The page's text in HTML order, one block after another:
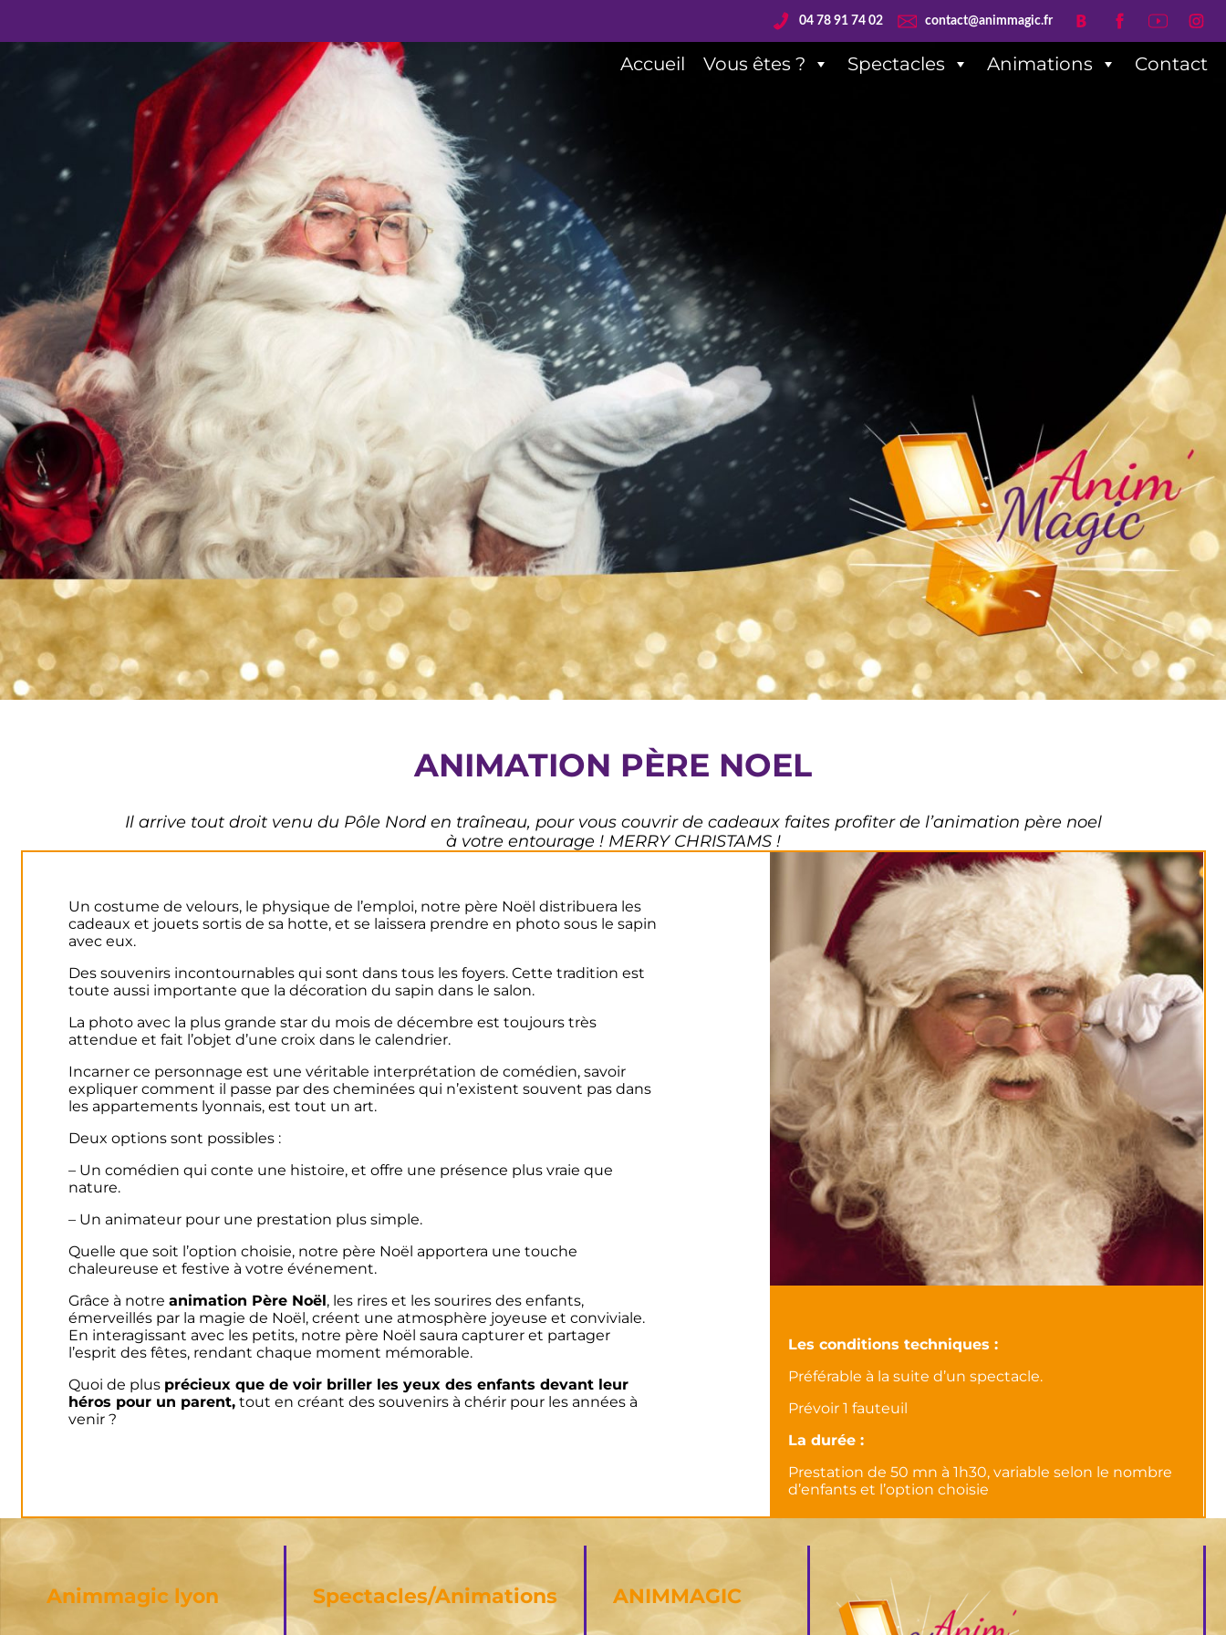
04 78 91 74 02 contact@animmagic.fr
Accueil Vous êtes ? Spectacles Animations Contact
ANIMATION PÈRE NOEL
Il arrive tout droit venu du Pôle Nord en traîneau, pour vous couvrir de cadeaux faites profiter de l’animation père noel
à votre entourage ! MERRY CHRISTAMS !
Un costume de velours, le physique de l’emploi, notre père Noël distribuera les
cadeaux et jouets sortis de sa hotte, et se laissera prendre en photo sous le sapin
avec eux.
Des souvenirs incontournables qui sont dans tous les foyers. Cette tradition est
toute aussi importante que la décoration du sapin dans le salon.
La photo avec la plus grande star du mois de décembre est toujours très
attendue et fait l’objet d’une croix dans le calendrier.
Incarner ce personnage est une véritable interprétation de comédien, savoir
expliquer comment il passe par des cheminées qui n’existent souvent pas dans
les appartements lyonnais, est tout un art.
Deux options sont possibles :
– Un comédien qui conte une histoire, et offre une présence plus vraie que
nature.
– Un animateur pour une prestation plus simple.
Quelle que soit l’option choisie, notre père Noël apportera une touche
chaleureuse et festive à votre événement.
Grâce à notre animation Père Noël, les rires et les sourires des enfants,
émerveillés par la magie de Noël, créent une atmosphère joyeuse et conviviale.
En interagissant avec les petits, notre père Noël saura capturer et partager
l’esprit des fêtes, rendant chaque moment mémorable.
Quoi de plus précieux que de voir briller les yeux des enfants devant leur
héros pour un parent,tout en créant des souvenirs à chérir pour les années à
venir ?
Les conditions techniques :
Préférable à la suite d’un spectacle.
Prévoir 1 fauteuil
La durée :
Prestation de 50 mn à 1h30, variable selon le nombre
d’enfants et l’option choisie
Animmagic lyon Spectacles/Animations ANIMMAGIC